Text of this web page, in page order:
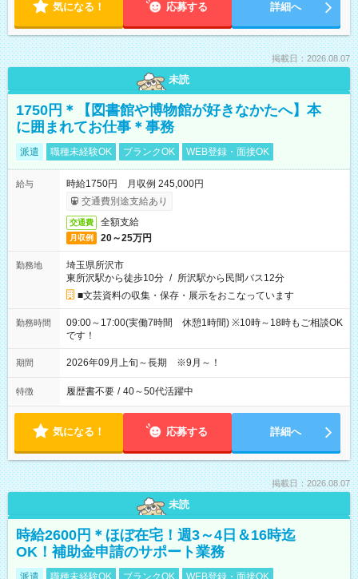
気になる！ 応募する 詳細へ
掲載日：2026.08.07
未読
1750円＊【図書館や博物館が好きなかたへ】本
に囲まれてお仕事＊事務
派遣 職種未経験OK ブランクOK WEB登録・面接OK
給与
時給1750円 月収例 245,000円
交通費別途支給あり
交通費 全額支給
月収例 20～25万円
勤務地
埼玉県所沢市
東所沢駅から徒歩10分 / 所沢駅から民間バス12分
■文芸資料の収集・保存・展示をおこなっています
勤務時間
09:00～17:00(実働7時間 休憩1時間) ※10時～18時もご相談OK
です！
期間 2026年09月上旬～長期 ※9月～！
特徴 履歴書不要 / 40～50代活躍中
気になる！ 応募する 詳細へ
掲載日：2026.08.07
未読
時給2600円＊ほぼ在宅！週3～4日＆16時迄
OK！補助金申請のサポート業務
派遣 職種未経験OK ブランクOK WEB登録・面接OK